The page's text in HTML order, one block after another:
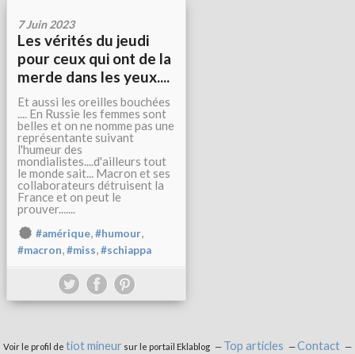
7 Juin 2023
Les vérités du jeudi
pour ceux qui ont de la
merde dans les yeux....
Et aussi les oreilles bouchées
.... En Russie les femmes sont
belles et on ne nomme pas une
représentante suivant
l'humeur des
mondialistes....d'ailleurs tout
le monde sait... Macron et ses
collaborateurs détruisent la
France et on peut le
prouver.......
#amérique,#humour,
#macron,#miss,#schiappa
Voir le profil de tiot mineur sur le portail Eklablog Top articles
Contact